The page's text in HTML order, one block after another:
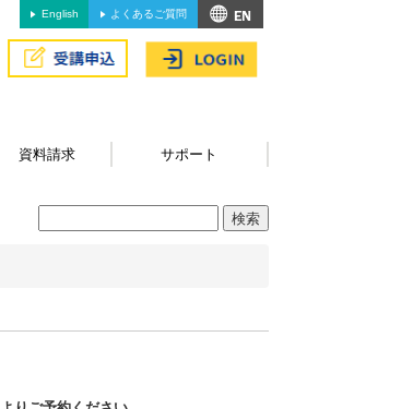
English よくあるご質問
資料請求 サポート